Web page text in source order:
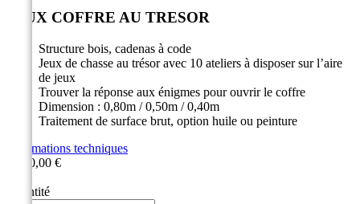
JEUX COFFRE AU TRESOR
Structure bois, cadenas à code​
Jeux de chasse au trésor avec 10 ateliers à disposer sur l’aire
de jeux ​
Trouver la réponse aux énigmes pour ouvrir le coffre ​
Dimension : 0,80m / 0,50m / 0,40m​
Traitement de surface brut, option huile ou peinture
Informations techniques
2 900,00 €
Quantité